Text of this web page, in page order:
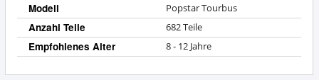
Modell Popstar Tourbus
Anzahl Teile 682 Teile
Empfohlenes Alter 8 - 12 Jahre